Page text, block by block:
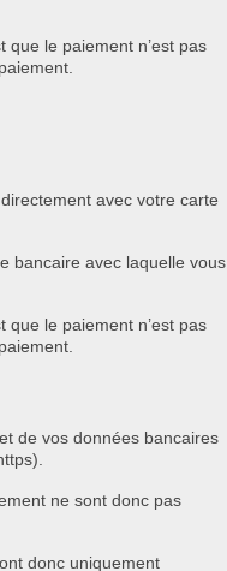
le paiement n’est pas
avec votre carte
bancaire avec laquelle vous
le paiement n’est pas
de vos données bancaires
ne sont donc pas
donc uniquement